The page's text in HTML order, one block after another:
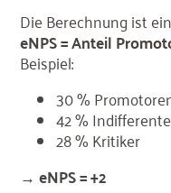
Die Berechnung ist
eNPS = Anteil
Beispiel:
30 %
42 % Indifferente
28 % Kritiker
→eNPS = +2